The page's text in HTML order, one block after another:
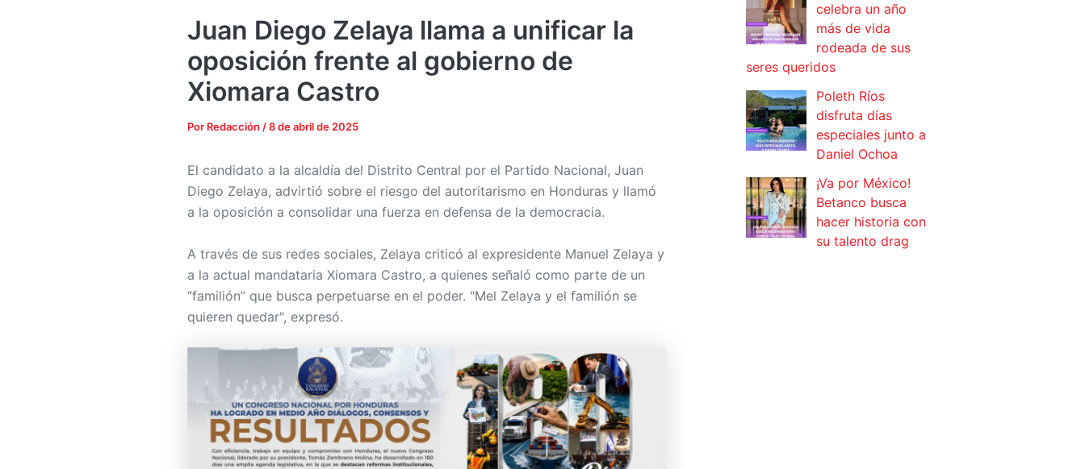
Juan Diego Zelaya llama a unificar la
oposición frente al gobierno de
Xiomara Castro
Por Redacción /8 de abril de 2025
El candidato a la alcaldía del Distrito Central por el Partido Nacional, Juan
Diego Zelaya, advirtió sobre el riesgo del autoritarismo en Honduras y llamó
a la oposición a consolidar una fuerza en defensa de la democracia.
A través de sus redes sociales, Zelaya criticó al expresidente Manuel Zelaya y
a la actual mandataria Xiomara Castro, a quienes señaló como parte de un
“familión” que busca perpetuarse en el poder. "Mel Zelaya y el familión se
quieren quedar", expresó.
celebra un año
más de vida
rodeada de sus
seres queridos
Poleth Ríos
disfruta días
especiales junto a
Daniel Ochoa
¡Va por México!
Betanco busca
hacer historia con
su talento drag